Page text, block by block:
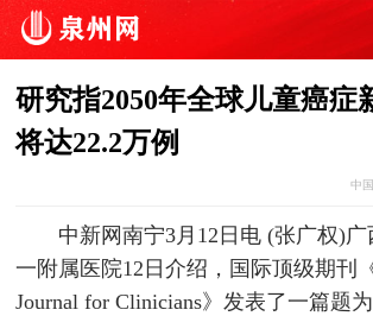
研究指2050年全球儿童癌症
将达22.2万例
中
中新网南宁3月12日电 (张广权)
一附属医院12日介绍，国际顶级期刊
Journal for Clinicians》发表了一篇题